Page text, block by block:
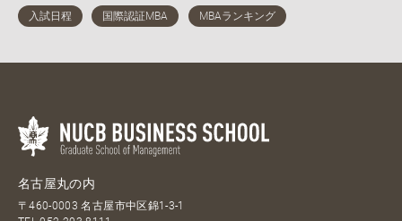
名古屋丸の内
〒460-0003 名古屋市中区錦1-3-1